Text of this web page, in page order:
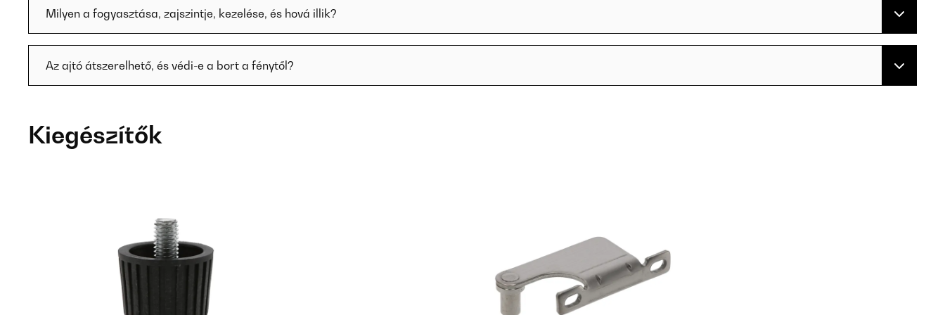
Milyen a fogyasztása, zajszintje, kezelése, és hová illik?
Az ajtó átszerelhető, és védi-e a bort a fénytől?
Kiegészítők